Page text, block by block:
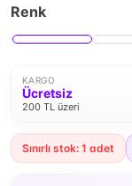
Renk
KARGO
Ücretsiz
200 TL üzeri
Sınırlı stok: 1 adet